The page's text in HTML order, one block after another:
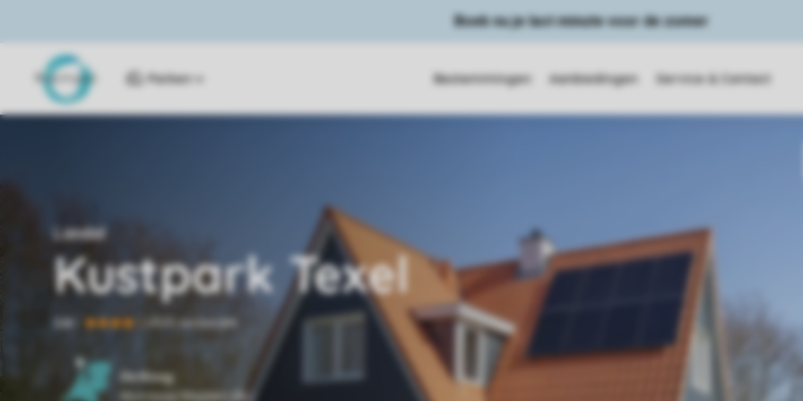
Boek nu je last minute voor de zomer
Parken Bestemmingen Aanbiedingen Service & Contact